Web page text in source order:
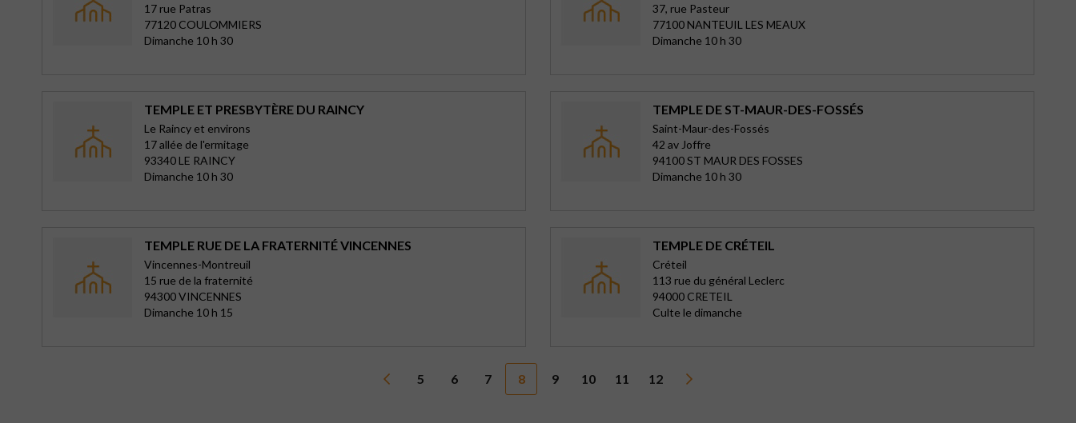
17 rue Patras
77120 COULOMMIERS
Dimanche 10 h 30
37, rue Pasteur
77100 NANTEUIL LES MEAUX
Dimanche 10 h 30
TEMPLE ET PRESBYTÈRE DU RAINCY
Le Raincy et environs
17 allée de l'ermitage
93340 LE RAINCY
Dimanche 10 h 30
TEMPLE DE ST-MAUR-DES-FOSSÉS
Saint-Maur-des-Fossés
42 av Joffre
94100 ST MAUR DES FOSSES
Dimanche 10 h 30
TEMPLE RUE DE LA FRATERNITÉ VINCENNES
Vincennes-Montreuil
15 rue de la fraternité
94300 VINCENNES
Dimanche 10 h 15
TEMPLE DE CRÉTEIL
Créteil
113 rue du général Leclerc
94000 CRETEIL
Culte le dimanche
5 6 7 8 9 10 11 12